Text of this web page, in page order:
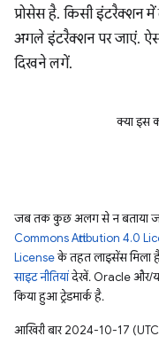
प्रोसेस है. किसी इंटरैक्शन
अगले इंटरैक्शन पर जाएं.
दिखने लगें.
क्या इस
जब तक कुछ अलग से न बताया
Commons Attribution 4.0
Licenseके तहत लाइसेंस मिला
साइट नीतियांदेखें. Oracle और/या
किया हुआ ट्रेडमार्क है.
आखिरी बार 2024-10-17